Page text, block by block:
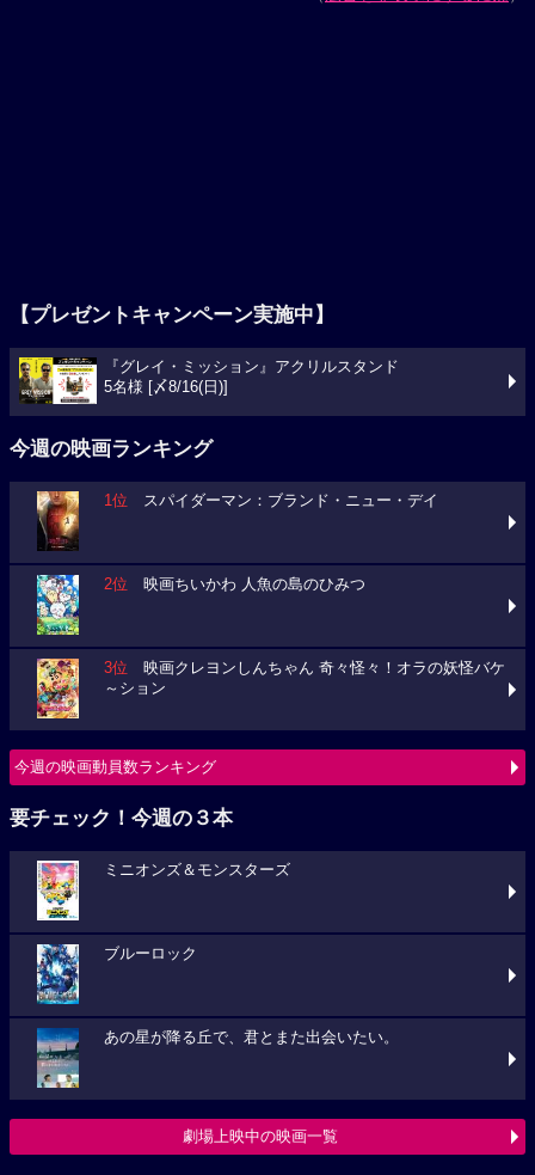
【プレゼントキャンペーン実施中】
『グレイ・ミッション』アクリルスタンド
5名様 [〆8/16(日)]
今週の映画ランキング
1位 スパイダーマン：ブランド・ニュー・デイ
2位 映画ちいかわ 人魚の島のひみつ
3位 映画クレヨンしんちゃん 奇々怪々！オラの妖怪バケ
～ション
今週の映画動員数ランキング
要チェック！今週の３本
ミニオンズ＆モンスターズ
ブルーロック
あの星が降る丘で、君とまた出会いたい。
劇場上映中の映画一覧